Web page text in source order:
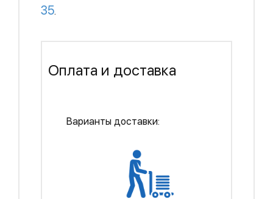
35.
Оплата и доставка
Варианты доставки: